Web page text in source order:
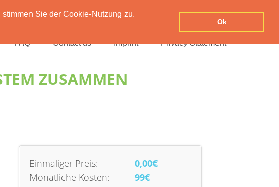
Sie der Cookie-Nutzung zu.
Ok
FAQ Contact us Imprint Privacy Statement
ZUSAMMEN
Einmaliger Preis:
0,00€
Monatliche Kosten:
99€